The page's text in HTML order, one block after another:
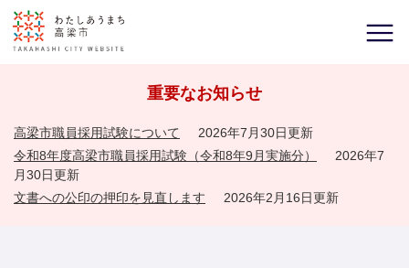
重要なお知らせ
高梁市職員採用試験について
2026年7月30日更新
令和8年度高梁市職員採用試験（令和8年9月実施分）
2026年7
月30日更新
文書への公印の押印を見直します
2026年2月16日更新